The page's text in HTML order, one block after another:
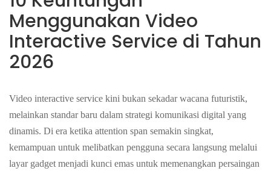
Menggunakan Video
Interactive Service di Tahun
2026
Video interactive service kini bukan sekadar wacana futuristik,
melainkan standar baru dalam strategi komunikasi digital yang
dinamis. Di era ketika attention span semakin singkat,
kemampuan untuk melibatkan pengguna secara langsung melalui
layar gadget menjadi kunci emas untuk memenangkan persaingan